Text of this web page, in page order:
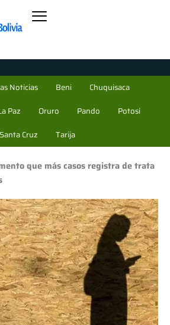
Noticias Beni
Chuquisaca
Paz Oruro Pando
Potosí
Santa Cruz
Tarija
que más casos registra de trata